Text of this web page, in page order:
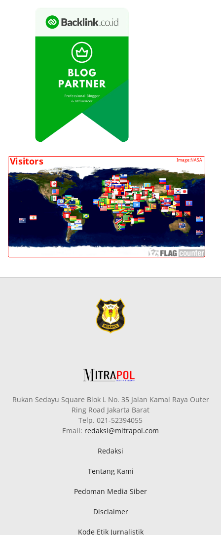
Rukan Sedayu Square Blok L No. 35 Jalan Kamal Raya Outer
Ring Road Jakarta Barat
Telp. 021-52394055
Email: redaksi@mitrapol.com
Redaksi
Tentang Kami
Pedoman Media Siber
Disclaimer
Kode Etik Jurnalistik